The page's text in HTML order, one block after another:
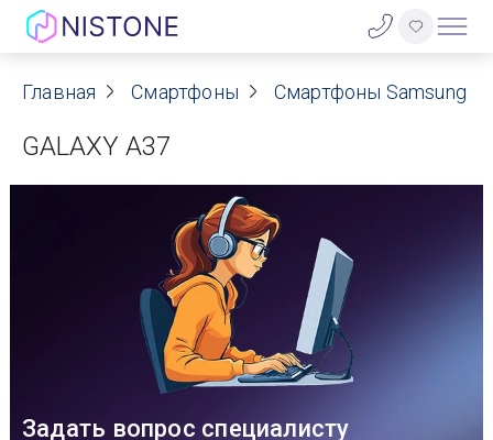
Акции
О нас
Договор оферты
Реквизиты
Контакты
Гарантия
Главная Смартфоны Смартфоны Samsung
GALAXY A37
Задать вопрос специалисту